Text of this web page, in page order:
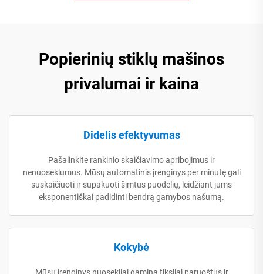
Popierinių stiklų mašinos
privalumai ir kaina
Didelis efektyvumas
Pašalinkite rankinio skaičiavimo apribojimus ir
nenuoseklumus. Mūsų automatinis įrenginys per minutę gali
suskaičiuoti ir supakuoti šimtus puodelių, leidžiant jums
eksponentiškai padidinti bendrą gamybos našumą.
Kokybė